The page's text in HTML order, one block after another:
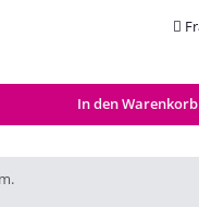
In den Warenkorb